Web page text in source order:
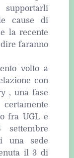
cause di
la recente
faranno
volto a
con
, una fase
fra UGL e
settembre
una sede
il 3 di